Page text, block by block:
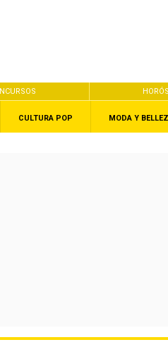
CULTURA POP MODA Y